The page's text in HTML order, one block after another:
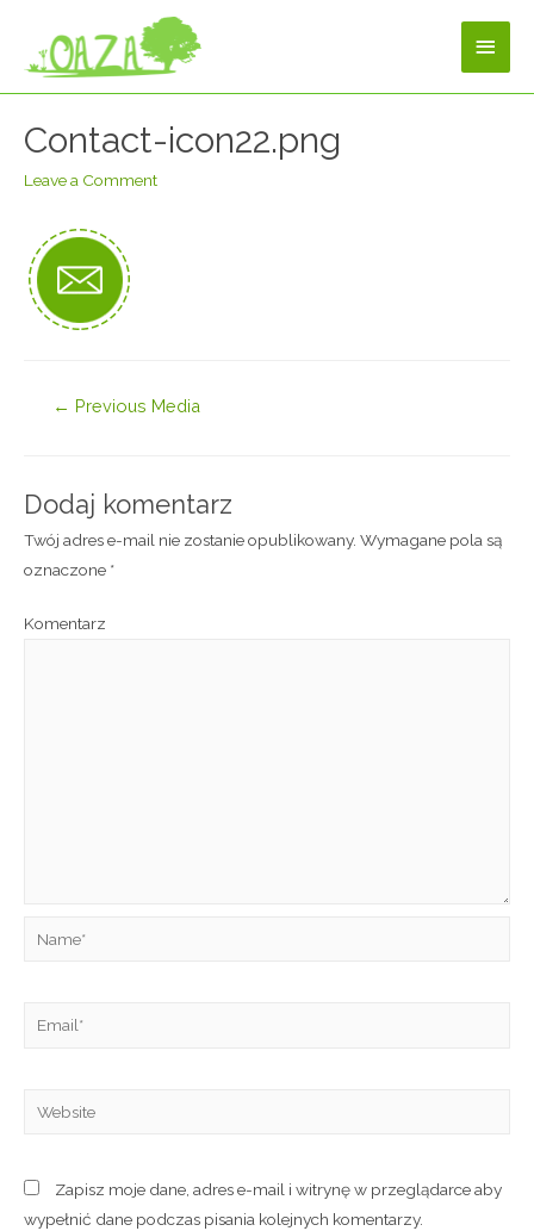
Contact-icon22.png
Leave a Comment
← Previous Media
Dodaj komentarz
Twój adres e-mail nie zostanie opublikowany. Wymagane pola są
oznaczone *
Komentarz
Zapisz moje dane, adres e-mail i witrynę w przeglądarce aby
wypełnić dane podczas pisania kolejnych komentarzy.